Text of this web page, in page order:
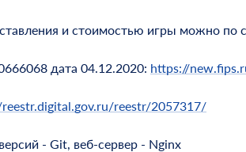
и стоимостью игры можно по
дата 04.12.2020: https://
reestr/2057317/
- Git, веб-сервер - Nginx